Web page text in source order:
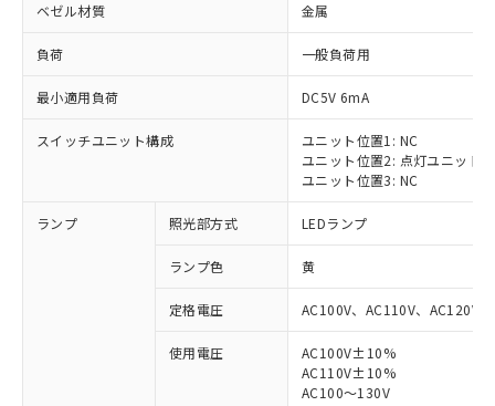
ベゼル材質 金属
負荷 一般負荷用
最小適用負荷 DC5V 6mA
スイッチユニット構成
ユニット位置1: NC
ユニット位置2: 点灯ユニット
ユニット位置3: NC
ランプ 照光部方式 LEDランプ
ランプ色 黄
定格電圧 AC100V、AC110V、AC120V
使用電圧
AC100V±10%
AC110V±10%
AC100～130V